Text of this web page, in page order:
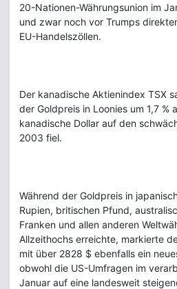
20-Nationen-Währungsunion im
und zwar noch vor Trumps
EU-Handelszöllen.
Der kanadische Aktienindex TSX
der Goldpreis in Loonies um 1,7 %
kanadische Dollar auf den
2003 fiel.
Während der Goldpreis in
Rupien, britischen Pfund,
Franken und allen anderen
Allzeithochs erreichte, markierte
mit über 2828 $ ebenfalls ein
obwohl die US-Umfragen im
Januar auf eine landesweit